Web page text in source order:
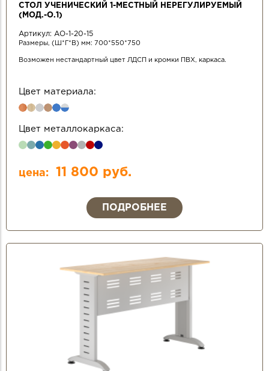
СТОЛ УЧЕНИЧЕСКИЙ 1-МЕСТНЫЙ НЕРЕГУЛИРУЕМЫЙ
(МОД.-О.1)
Артикул: АО-1-20-15
Размеры, (Ш*Г*В) мм: 700*550*750
Возможен нестандартный цвет ЛДСП и кромки ПВХ, каркаса.
Цвет материала:
Цвет металлокаркаса:
цена: 11 800 руб.
ПОДРОБНЕЕ